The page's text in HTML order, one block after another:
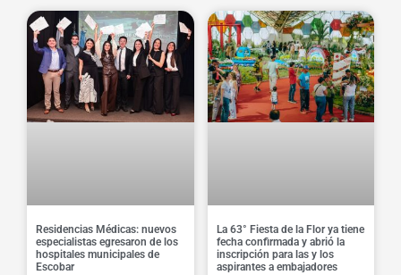
Residencias Médicas: nuevos
especialistas egresaron de los
hospitales municipales de
Escobar
La 63° Fiesta de la Flor ya tiene
fecha confirmada y abrió la
inscripción para las y los
aspirantes a embajadores